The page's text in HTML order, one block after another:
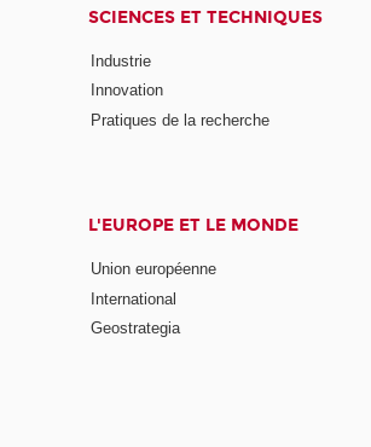
SCIENCES ET TECHNIQUES
Industrie
Innovation
Pratiques de la recherche
L'EUROPE ET LE MONDE
Union européenne
International
Geostrategia